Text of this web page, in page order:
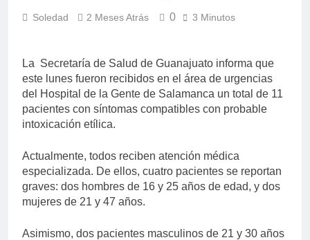
Soledad 2 Meses Atrás 0 3 Minutos
La Secretaría de Salud de Guanajuato informa que
este lunes fueron recibidos en el área de urgencias
del Hospital de la Gente de Salamanca un total de 11
pacientes con síntomas compatibles con probable
intoxicación etílica.
Actualmente, todos reciben atención médica
especializada. De ellos, cuatro pacientes se reportan
graves: dos hombres de 16 y 25 años de edad, y dos
mujeres de 21 y 47 años.
Asimismo, dos pacientes masculinos de 21 y 30 años